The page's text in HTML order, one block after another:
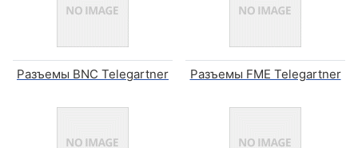
Разъемы BNC Telegartner Разъемы FME Telegartner